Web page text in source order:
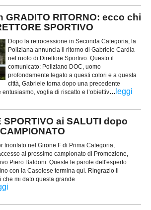
GRADITO RITORNO: ecco chi
SPORTIVO
Dopo la retrocessione in Seconda Categoria, la
Poliziana annuncia il ritorno di Gabriele Cardia
nel ruolo di Direttore Sportivo. Questo il
comunicato: Poliziano DOC, uomo
profondamente legato a questi colori e a questa
città, Gabriele torna dopo una precedente
voglia di riscatto e l’obiettiv... leggi
SPORTIVO ai SALUTI dopo
trionfato nel Girone F di Prima Categoria,
al prossimo campionato di Promozione,
Piero Baldoni. Queste le parole dell'esperto
con la Casolese termina qui. Ringrazio il
che mi dato questa grande